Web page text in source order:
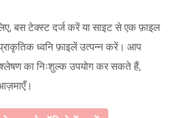
बस टेक्स्ट दर्ज करें या साइट से एक फ़ाइल
ध्वनि फ़ाइलें उत्पन्न करें। आप
का निःशुल्क उपयोग कर सकते हैं,